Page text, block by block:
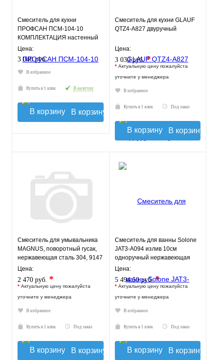
Смеситель для кухни
ПРОФСАН ПСМ-104-10
КОМПЛЕКТАЦИЯ настенный
тип См-МОНА, См-УмОНА
Цена:
3 040 руб.
В избранное
Купить в 1 клик В наличии
В корзину
Смеситель для кухни GLAUF
QTZ4-A827 двуручный
Цена:
3 030 руб.*
* Актуальную цену пожалуйста
уточните у менеджера
В избранное
Купить в 1 клик Под заказ
В корзину
Смеситель для умывальника
MAGNUS, поворотный гусак,
нержавеющая сталь 304, 9147
Цена:
2 470 руб. *
* Актуальную цену пожалуйста
уточните у менеджера
В избранное
Купить в 1 клик Под заказ
В корзину
Смеситель для ванны Solone
JAT3-A094 излив 10см
одноручный нержавеющая
сталь
Цена:
5 494.50 руб.*
* Актуальную цену пожалуйста
уточните у менеджера
В избранное
Купить в 1 клик Под заказ
В корзину